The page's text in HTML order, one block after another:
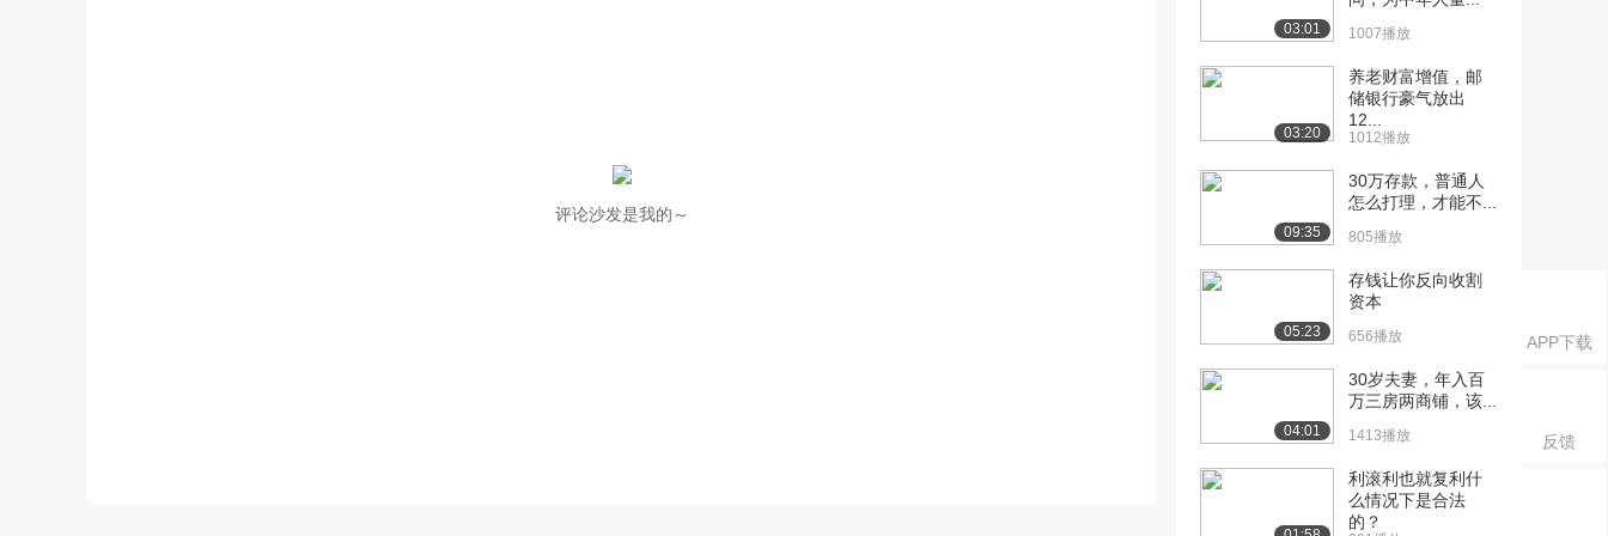
APP下载
反馈
评论沙发是我的～
03:01 1007播放
03:20
养老财富增值，邮
储银行豪气放出
12...
1012播放
09:35
30万存款，普通人
怎么打理，才能不...
805播放
05:23
存钱让你反向收割
资本
656播放
04:01
30岁夫妻，年入百
万三房两商铺，该...
1413播放
利滚利也就复利什
么情况下是合法
的？